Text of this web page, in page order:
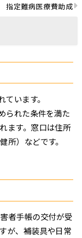
指定難病医療費助成
います。
られた条件を満た
ます。窓口は住所
所）などです。
者手帳の交付が受
が、補装具や日常